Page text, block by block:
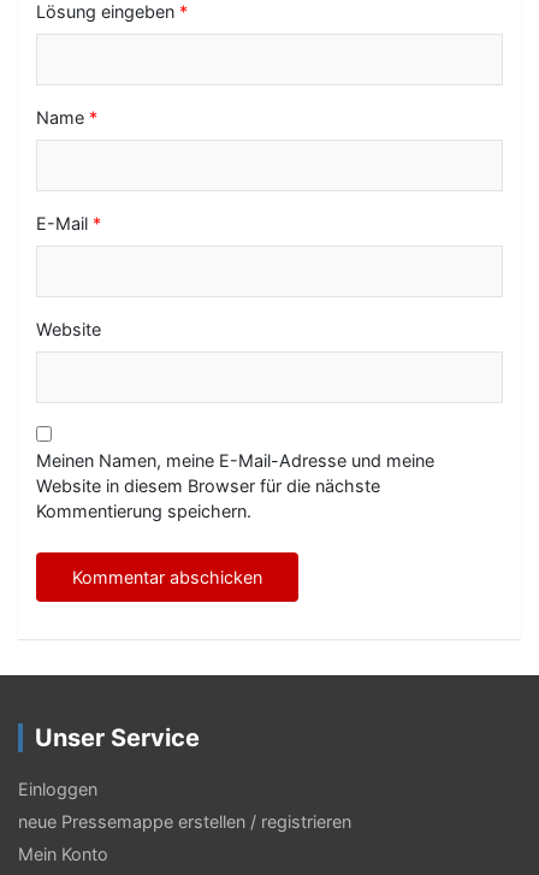
o
n
Lösung eingeben *
Name *
E-Mail *
Website
Meinen Namen, meine E-Mail-Adresse und meine
Website in diesem Browser für die nächste
Kommentierung speichern.
Unser Service
Einloggen
neue Pressemappe erstellen / registrieren
Mein Konto